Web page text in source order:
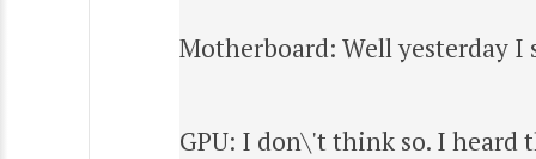
Motherboard: Well yesterday I
GPU: I don\'t think so. I heard